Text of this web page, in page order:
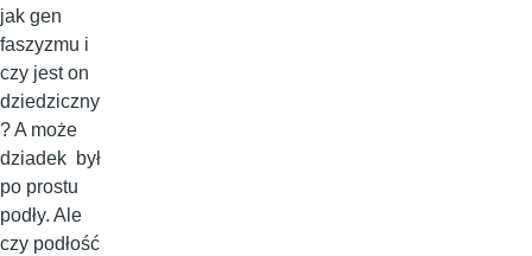
jak gen
faszyzmu i
czy jest on
dziedziczny
? A może
dziadek był
po prostu
podły. Ale
czy podłość